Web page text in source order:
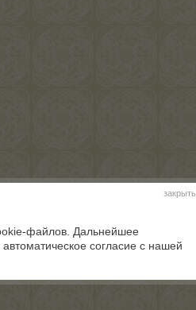
закрыть
файлов. Дальнейшее
согласие с нашей